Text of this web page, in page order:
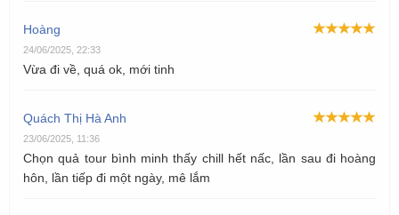
Hoàng
24/06/2025, 22:33
Vừa đi về, quá ok, mới tinh
Quách Thị Hà Anh
23/06/2025, 11:36
Chọn quả tour bình minh thấy chill hết nấc, lần sau đi hoàng
hôn, lần tiếp đi một ngày, mê lắm